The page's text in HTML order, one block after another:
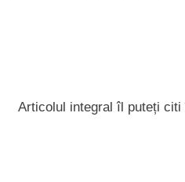
Articolul integral îl puteți